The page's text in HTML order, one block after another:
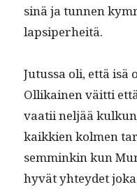
sinä ja tun­nen
lapsiperheitä.
Jutus­sa oli, että isä
Ollikainen väit­ti
vaatii neljää
kaikkien kol­men
sem­minkin kun
hyvät yhtey­det